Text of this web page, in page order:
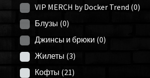
ФРАНЧАЙЗИНГ
МОЙ АККАУНТ
VIP MERCH by Docker Trend (0)
Блузы (0)
Джинсы и брюки (0)
Жилеты (3)
Кофты (21)